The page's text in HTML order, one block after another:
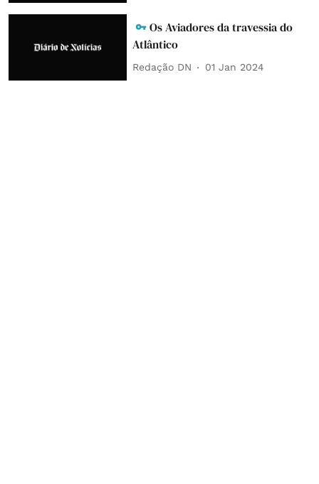
Os Aviadores da travessia do
Atlântico
Redação DN 01 Jan 2024